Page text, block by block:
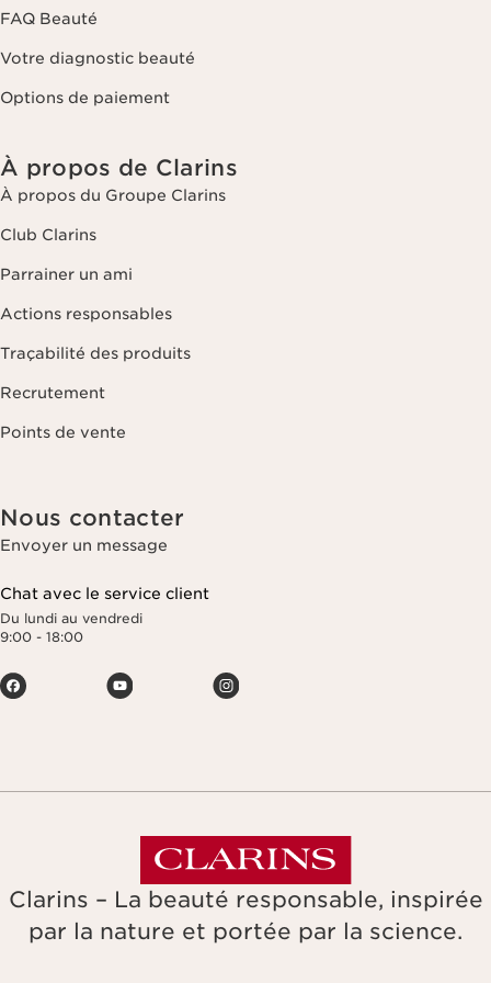
FAQ Beauté
Votre diagnostic beauté
Options de paiement
À propos de Clarins
À propos du Groupe Clarins
Club Clarins
Parrainer un ami
Actions responsables
Traçabilité des produits
Recrutement
Points de vente
Nous contacter
Envoyer un message
Chat avec le service client
Du lundi au vendredi
9:00 - 18:00
Clarins – La beauté responsable, inspirée
par la nature et portée par la science.